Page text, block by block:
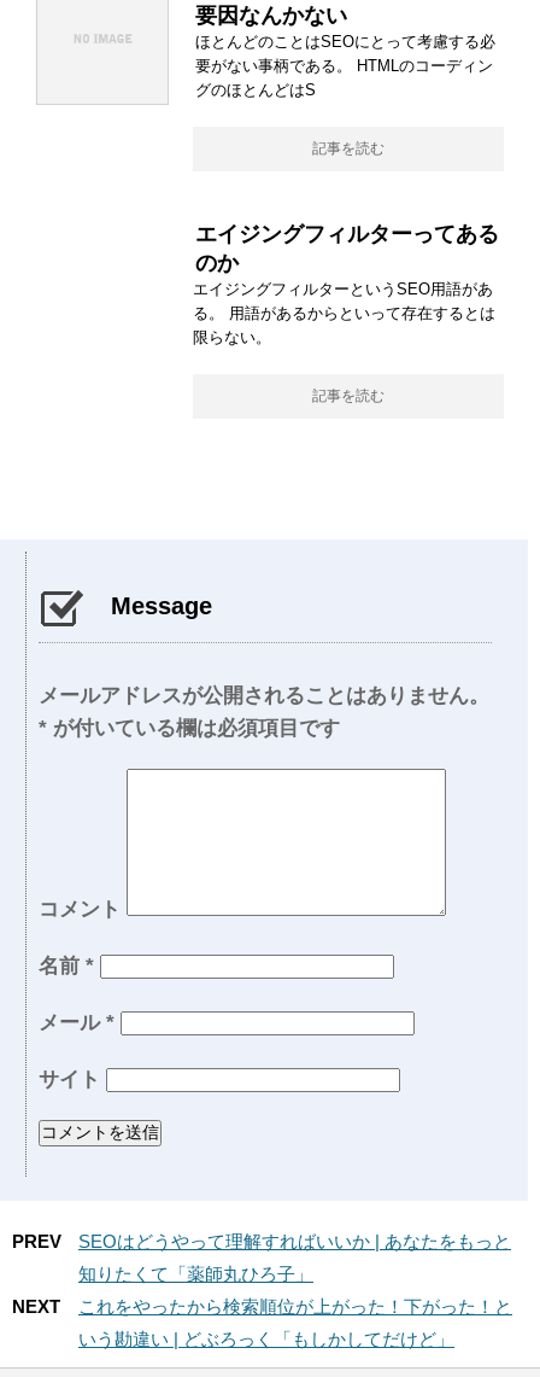
要因なんかない
ほとんどのことはSEOにとって考慮する必
要がない事柄である。 HTMLのコーディン
グのほとんどはS
記事を読む
エイジングフィルターってある
のか
エイジングフィルターというSEO用語があ
る。 用語があるからといって存在するとは
限らない。
記事を読む
Message
メールアドレスが公開されることはありません。
* が付いている欄は必須項目です
コメント
名前 *
メール *
サイト
PREV
SEOはどうやって理解すればいいか | あなたをもっと
知りたくて「薬師丸ひろ子」
NEXT
これをやったから検索順位が上がった！下がった！と
いう勘違い | どぶろっく「もしかしてだけど」